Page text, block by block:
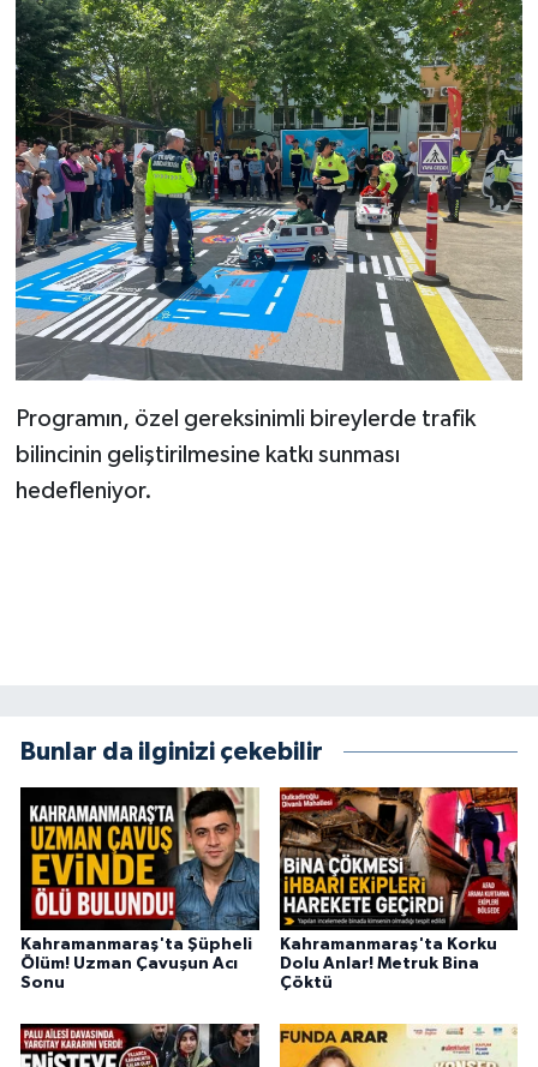
Programın, özel gereksinimli bireylerde trafik
bilincinin geliştirilmesine katkı sunması
hedefleniyor.
Bunlar da ilginizi çekebilir
Kahramanmaraş'ta Şüpheli
Ölüm! Uzman Çavuşun Acı
Sonu
Kahramanmaraş'ta Korku
Dolu Anlar! Metruk Bina
Çöktü